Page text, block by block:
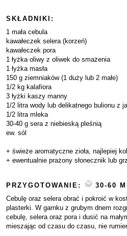
SKŁADNIKI:
1 mała cebula
kawałeczek selera (korzeń)
kawałeczek pora
1 łyżka oliwy z oliwek do smażenia
1 łyżka masła
150 g ziemniaków (1 duży lub 2 małe)
1/2 kg kalafiora
3 łyżki kaszy manny
1/2 litra wody lub delikatnego bulionu z
1/2 litra mleka
30-40 g sera z niebieską pleśnią
ew. sól
+ świeże aromatyczne zioła, najlepiej
+ ewentualnie prażony słonecznik lub
PRZYGOTOWANIE:
30-60
Cebulę oraz selera obrać i pokroić w
plasterki. W garnku z grubym dnem
cebulę, selera oraz pora i dusić na
mieszając od czasu do czasu, nie